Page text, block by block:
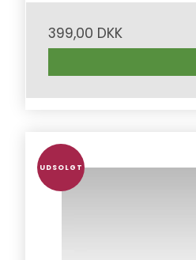
399,00 DKK
UDSOLGT